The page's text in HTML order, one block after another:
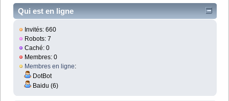
Qui est en ligne
Invités: 660
Robots: 7
Caché: 0
Membres: 0
Membres en ligne:
DotBot
Baidu (6)